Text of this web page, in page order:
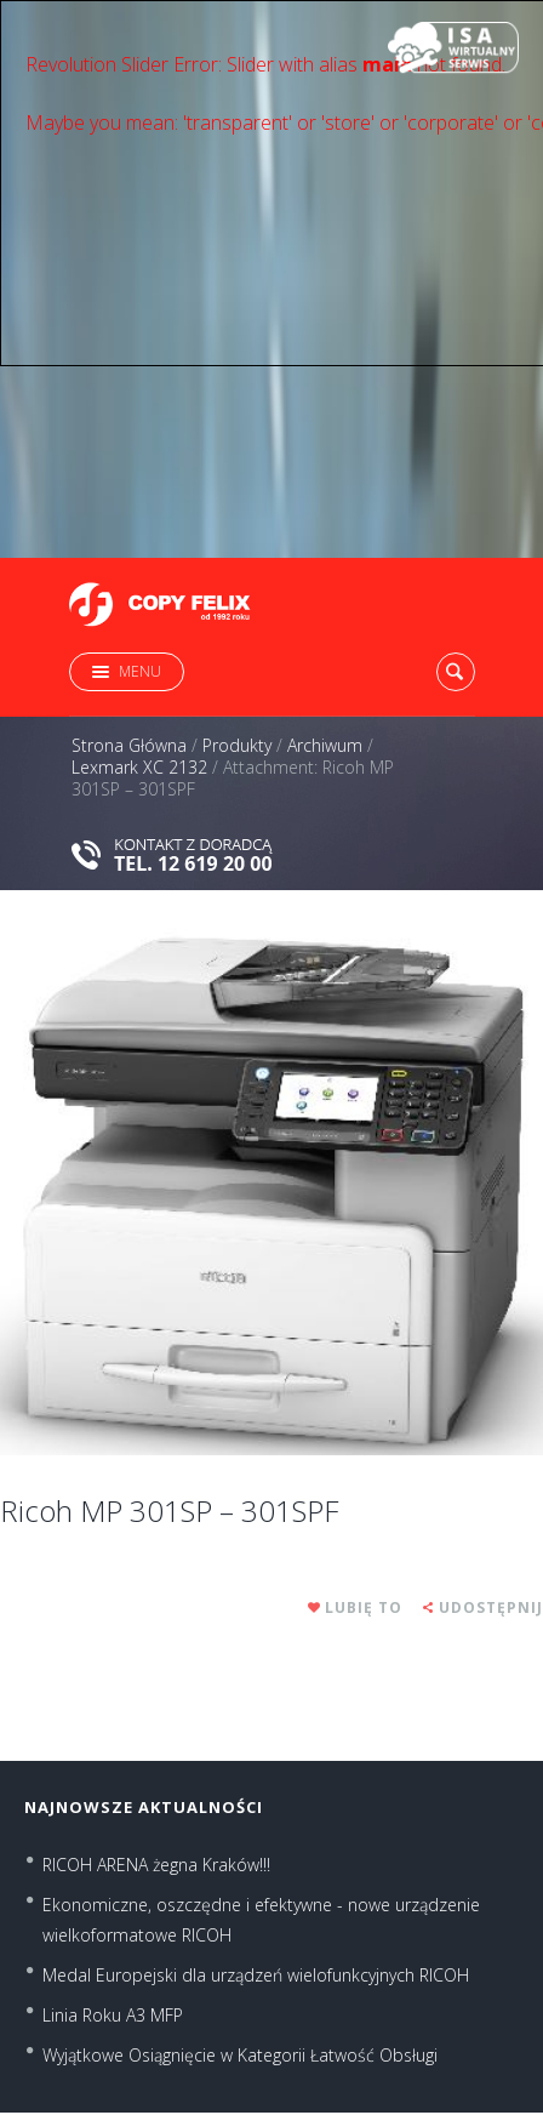
Revolution Slider Error: Slider with alias mainnot found.
Maybe you mean: 'transparent' or 'store' or 'сorporate' or
MENU
Strona Główna / Produkty/ Archiwum /
Lexmark XC 2132 / Attachment: Ricoh MP
301SP – 301SPF
Ricoh MP 301SP – 301SPF
LUBIĘ TO UDOSTĘPNIJ
NAJNOWSZE AKTUALNOŚCI
RICOH ARENA żegna Kraków!!!
Ekonomiczne, oszczędne i efektywne - nowe urządzenie
wielkoformatowe RICOH
Medal Europejski dla urządzeń wielofunkcyjnych RICOH
Linia Roku A3 MFP
Wyjątkowe Osiągnięcie w Kategorii Łatwość Obsługi